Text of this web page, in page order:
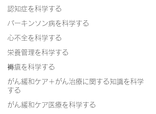
認知症を科学する
パーキンソン病を科学する
心不全を科学する
栄養管理を科学する
褥瘡を科学する
がん緩和ケア＋がん治療に関する知識を科学
する
がん緩和ケア医療を科学する